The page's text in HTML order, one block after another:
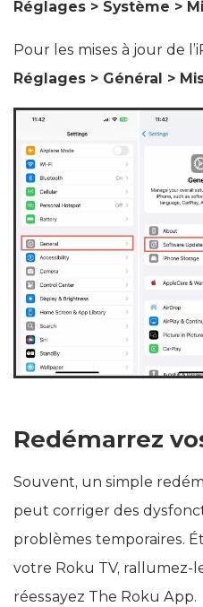
Réglages > Système >
Pour les mises à jour de
Réglages > Général >
Redémarrez
Souvent, un simple
peut corriger des
problèmes temporaires.
votre Roku TV, rallumez-
réessayez The Roku App.